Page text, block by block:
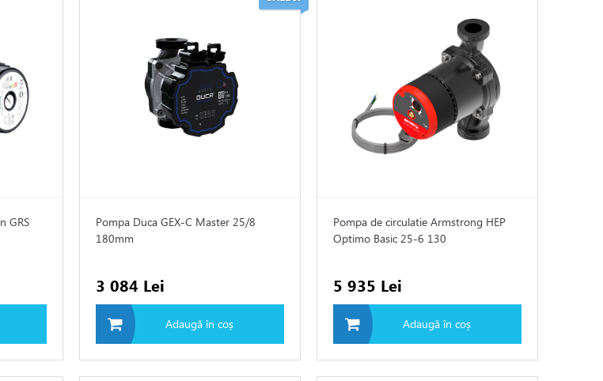
GRS
Pompa Duca GEX-C Master 25/8
180mm
3 084 Lei
Adaugă în coș
Pompa de circulatie Armstrong HEP
Optimo Basic 25-6 130
5 935 Lei
Adaugă în coș